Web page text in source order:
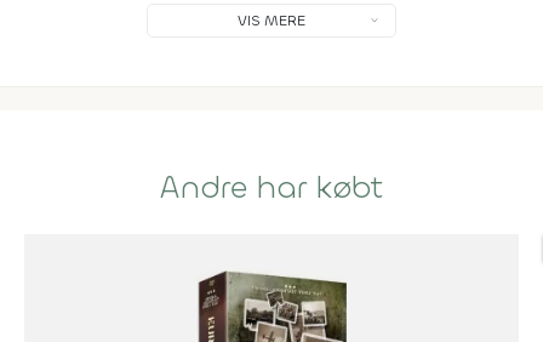
VIS MERE
Andre har købt